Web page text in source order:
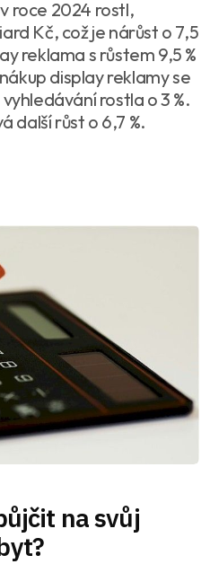
roce 2024 rostl,
Kč, což je nárůst o 7,5
reklama s růstem 9,5 %
display reklamy se
vyhledávání rostla o 3 %.
další růst o 6,7 %.
na svůj